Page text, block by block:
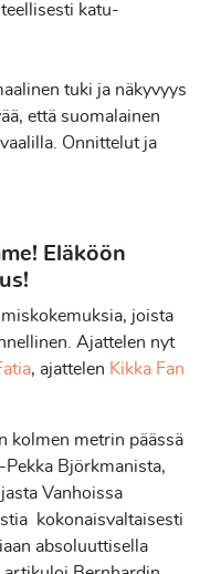
katu-
tuki ja näkyvyys
että suomalainen
Onnittelut ja
Eläköön
joista
Ajattelen nyt
, ajattelen Kikka Fan
kolmen metrin päässä
Björkmanista,
Vanhoissa
kokonaisvaltaisesti
absoluuttisella